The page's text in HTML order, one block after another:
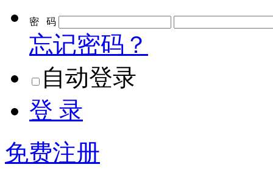
密 码
忘记密码？
自动登录
登 录
免费注册